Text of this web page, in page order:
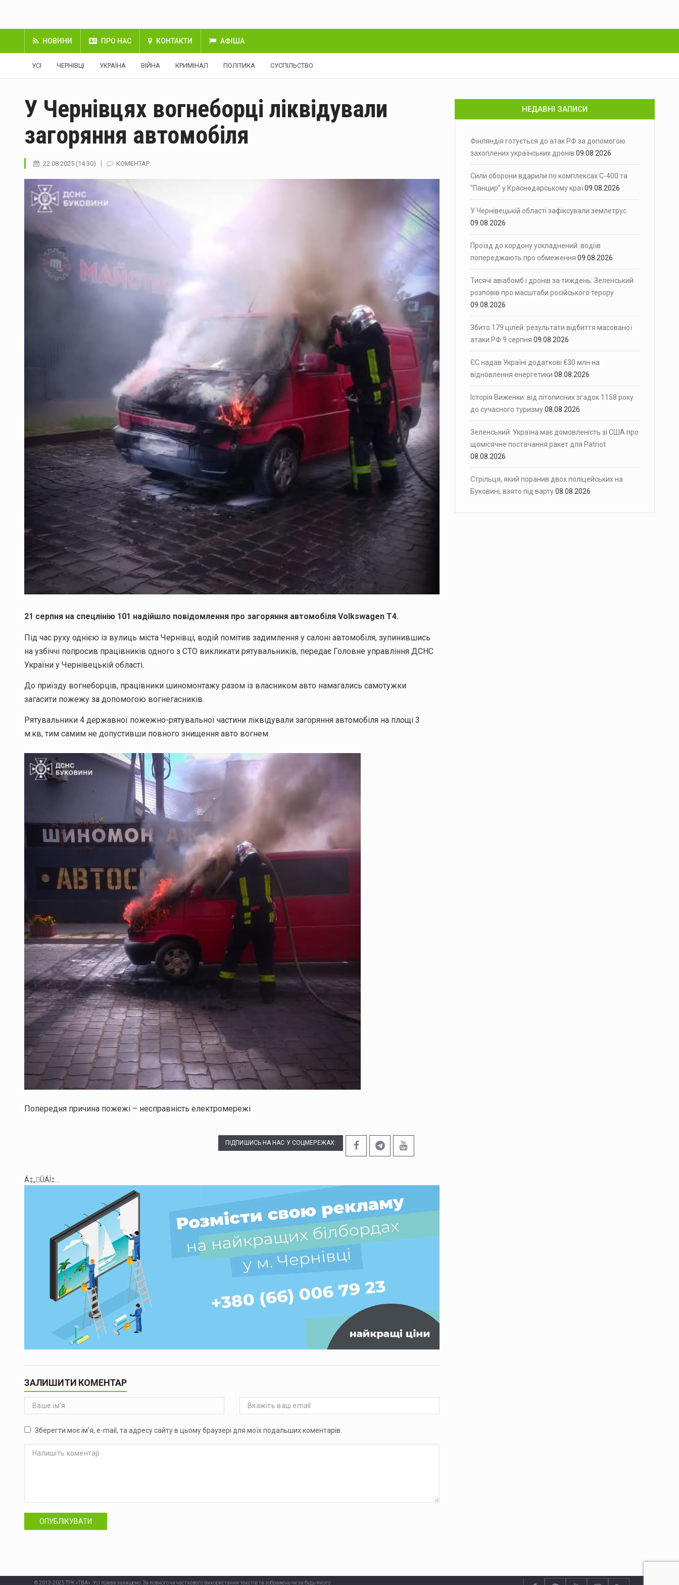
НОВИНИ ПРО НАС КОНТАКТИ АФІША
УСІ ЧЕРНІВЦІ УКРАЇНА ВІЙНА КРИМІНАЛ ПОЛІТИКА СУСПІЛЬСТВО
У Чернівцях вогнеборці ліквідували
загоряння автомобіля
22.08.2025 (14:30) КОМЕНТАР
21 серпня на спецлінію 101 надійшло повідомлення про загоряння автомобіля Volkswagen T4.
Під час руху однією із вулиць міста Чернівці, водій помітив задимлення у салоні автомобіля, зупинившись
на узбіччі попросив працівників одного з СТО викликати рятувальників, передає Головне управління ДСНС
України у Чернівецькій області.
До приїзду вогнеборців, працівники шиномонтажу разом із власником авто намагались самотужки
загасити пожежу за допомогою вогнегасників.
Рятувальники 4 державної пожежно-рятувальної частини ліквідували загоряння автомобіля на площі 3
м.кв, тим самим не допустивши повного знищення авто вогнем.
Попередня причина пожежі – несправність електромережі
ПІДПИШИСЬ НА НАС У СОЦМЕРЕЖАХ:
Á‡„ÛÁÍ‡...
ЗАЛИШИТИ КОМЕНТАР
Зберегти моє ім'я, e-mail, та адресу сайту в цьому браузері для моїх подальших коментарів.
ОПУБЛІКУВАТИ
НЕДАВНІ ЗАПИСИ
Фінляндія готується до атак РФ за допомогою
захоплених українських дронів 09.08.2026
Сили оборони вдарили по комплексах С-400 та
“Панцир” у Краснодарському краї09.08.2026
У Чернівецькій області зафіксували землетрус
09.08.2026
Проїзд до кордону ускладнений: водіїв
попереджають про обмеження 09.08.2026
Тисячі авіабомб і дронів за тиждень: Зеленський
розповів про масштаби російського терору
09.08.2026
Збито 179 цілей: результати відбиття масованої
атаки РФ 9 серпня 09.08.2026
ЄС надав Україні додаткові €30 млн на
відновлення енергетики 08.08.2026
Історія Виженки: від літописних згадок 1158 року
до сучасного туризму08.08.2026
Зеленський: Україна має домовленість зі США про
щомісячне постачання ракет для Patriot
08.08.2026
Стрільця, який поранив двох поліцейських на
Буковині, взято під варту08.08.2026
© 2013-2025 ТРК «ТВА». Усі права захищено. За повного чи часткового використання текстів та зображень чи за будь-якого